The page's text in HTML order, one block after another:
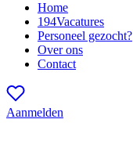
Home
194Vacatures
Personeel gezocht?
Over ons
Contact
Aanmelden